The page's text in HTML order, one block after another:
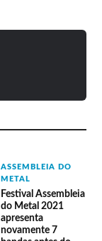
ASSEMBLEIA DO
METAL
Festival Assembleia
do Metal 2021
apresenta
novamente 7